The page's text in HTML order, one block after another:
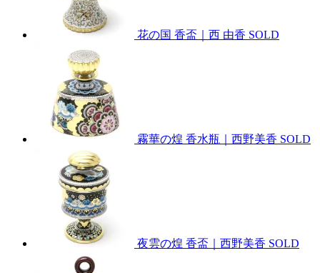
花の国 香盃｜西 由香 SOLD
霧華の煌 香水瓶｜西野美香 SOLD
夜雲の煌 香盃｜西野美香 SOLD